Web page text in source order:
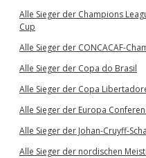
Alle Sieger der Champions
Cup
Alle Sieger der CONCACAF-
Alle Sieger der Copa do Brasil
Alle Sieger der Copa
Alle Sieger der Europa
Alle Sieger der Johan-Cruyff-
Alle Sieger der nordischen